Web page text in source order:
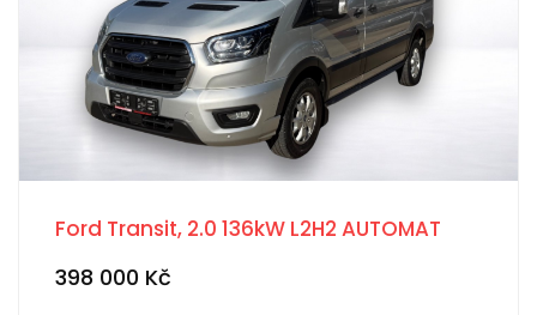
Ford Transit, 2.0 136kW L2H2 AUTOMAT
398 000 Kč